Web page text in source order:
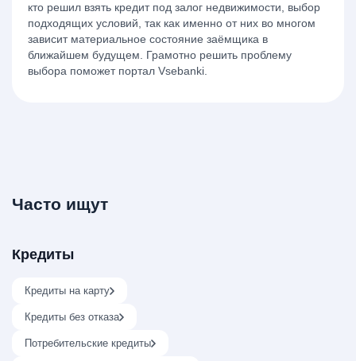
кто решил взять кредит под залог недвижимости, выбор
подходящих условий, так как именно от них во многом
зависит материальное состояние заёмщика в
ближайшем будущем. Грамотно решить проблему
выбора поможет портал Vsebanki.
Часто ищут
Кредиты
Кредиты на карту
Кредиты без отказа
Потребительские кредиты